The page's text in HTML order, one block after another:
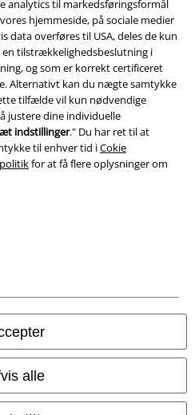
analytics til markedsføringsformål
hjemmeside, på sociale medier
data overføres til USA, deles de kun
tilstrækkelighedsbeslutning i
og som er korrekt certificeret
Alternativt kan du nægte samtykke
tilfælde vil kun nødvendige
justere dine individuelle
indstillinger." Du har ret til at
til enhver tid iCokie
for at få flere oplysninger om
alle
er et estimat og ikke